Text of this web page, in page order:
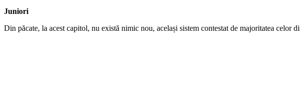
Juniori
Din păcate, la acest capitol, nu există nimic nou, același sistem contestat de majoritatea celor